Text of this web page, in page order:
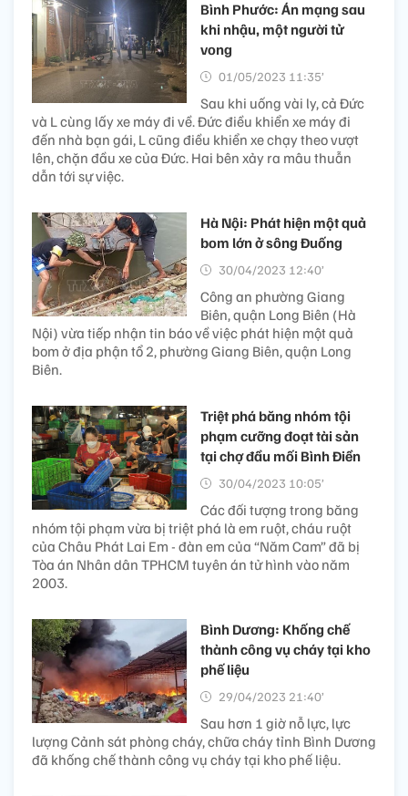
Bình Phước: Án mạng sau
khi nhậu, một người tử
vong
01/05/2023 11:35’
Sau khi uống vài ly, cả Đức
và L cùng lấy xe máy đi về. Đức điều khiển xe máy đi
đến nhà bạn gái, L cũng điều khiển xe chạy theo vượt
lên, chặn đầu xe của Đức. Hai bên xảy ra mâu thuẫn
dẫn tới sự việc.
Hà Nội: Phát hiện một quả
bom lớn ở sông Đuống
30/04/2023 12:40’
Công an phường Giang
Biên, quận Long Biên (Hà
Nội) vừa tiếp nhận tin báo về việc phát hiện một quả
bom ở địa phận tổ 2, phường Giang Biên, quận Long
Biên.
Triệt phá băng nhóm tội
phạm cưỡng đoạt tài sản
tại chợ đầu mối Bình Điền
30/04/2023 10:05’
Các đối tượng trong băng
nhóm tội phạm vừa bị triệt phá là em ruột, cháu ruột
của Châu Phát Lai Em - đàn em của “Năm Cam” đã bị
Tòa án Nhân dân TPHCM tuyên án tử hình vào năm
2003.
Bình Dương: Khống chế
thành công vụ cháy tại kho
phế liệu
29/04/2023 21:40’
Sau hơn 1 giờ nỗ lực, lực
lượng Cảnh sát phòng cháy, chữa cháy tỉnh Bình Dương
đã khống chế thành công vụ cháy tại kho phế liệu.